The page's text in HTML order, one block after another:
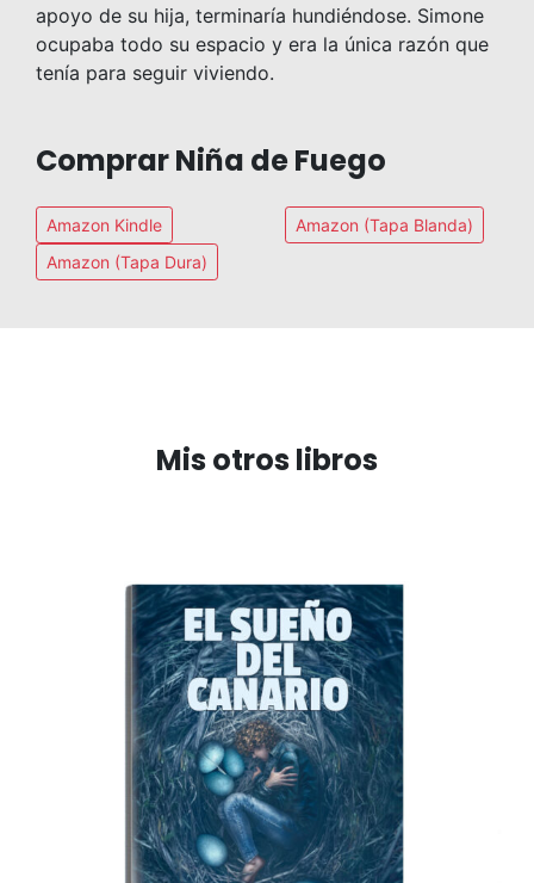
apoyo de su hija, terminaría hundiéndose. Simone
ocupaba todo su espacio y era la única razón que
tenía para seguir viviendo.
Comprar Niña de Fuego
Amazon Kindle
Amazon (Tapa Blanda)
Amazon (Tapa Dura)
Mis otros libros